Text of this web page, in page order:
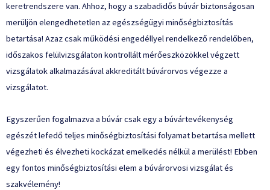
keretrendszere van. Ahhoz, hogy a szabadidős búvár biztonságosan
merüljön elengedhetetlen az egészségügyi minőségbiztosítás
betartása! Azaz csak működési engedéllyel rendelkező rendelőben,
időszakos felülvizsgálaton kontrollált mérőeszközökkel végzett
vizsgálatok alkalmazásával akkreditált búvárorvos végezze a
vizsgálatot.
Egyszerűen fogalmazva a búvár csak egy a búvártevékenység
egészét lefedő teljes minőségbiztosítási folyamat betartása mellett
végezheti és élvezheti kockázat emelkedés nélkül a merülést! Ebben
egy fontos minőségbiztosítási elem a búvárorvosi vizsgálat és
szakvélemény!